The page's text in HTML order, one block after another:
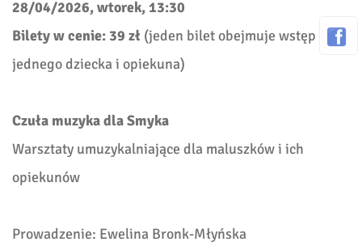
28/04/2026, wtorek, 13:30
Bilety w cenie: 39 zł (jeden bilet obejmuje wstęp
jednego dziecka i opiekuna)
Czuła muzyka dla Smyka
Warsztaty umuzykalniające dla maluszków i ich
opiekunów
Prowadzenie: Ewelina Bronk-Młyńska